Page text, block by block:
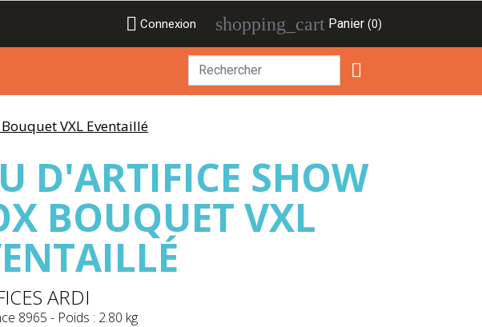
 Connexion shopping_cart Panier (0)

VXL Eventaillé
D'ARTIFICE SHOW
BOUQUET VXL
ARDI
8965 - Poids : 2.80 kg